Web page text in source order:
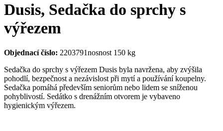
Dusis, Sedačka do sprchy s
výřezem
Objednací číslo: 2203791nosnost 150 kg
Sedačka do sprchy s výřezem Dusis byla navržena, aby zvýšila
pohodlí, bezpečnost a nezávislost při mytí a používání koupelny.
Sedačka pomáhá především seniorům nebo lidem se sníženou
pohyblivostí. Sedátko s drenážním otvorem je vybaveno
hygienickým výřezem.